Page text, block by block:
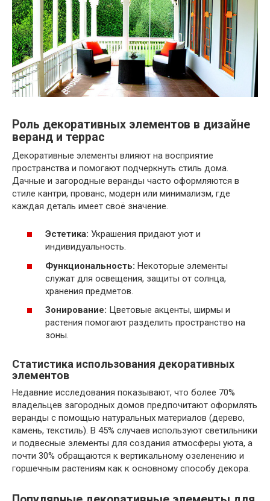
Роль декоративных элементов в дизайне
веранд и террас
Декоративные элементы влияют на восприятие
пространства и помогают подчеркнуть стиль дома.
Дачные и загородные веранды часто оформляются в
стиле кантри, прованс, модерн или минимализм, где
каждая деталь имеет своё значение.
Эстетика: Украшения придают уют и
индивидуальность.
Функциональность: Некоторые элементы
служат для освещения, защиты от солнца,
хранения предметов.
Зонирование: Цветовые акценты, ширмы и
растения помогают разделить пространство на
зоны.
Статистика использования декоративных
элементов
Недавние исследования показывают, что более 70%
владельцев загородных домов предпочитают оформлять
веранды с помощью натуральных материалов (дерево,
камень, текстиль). В 45% случаев используют светильники
и подвесные элементы для создания атмосферы уюта, а
почти 30% обращаются к вертикальному озеленению и
горшечным растениям как к основному способу декора.